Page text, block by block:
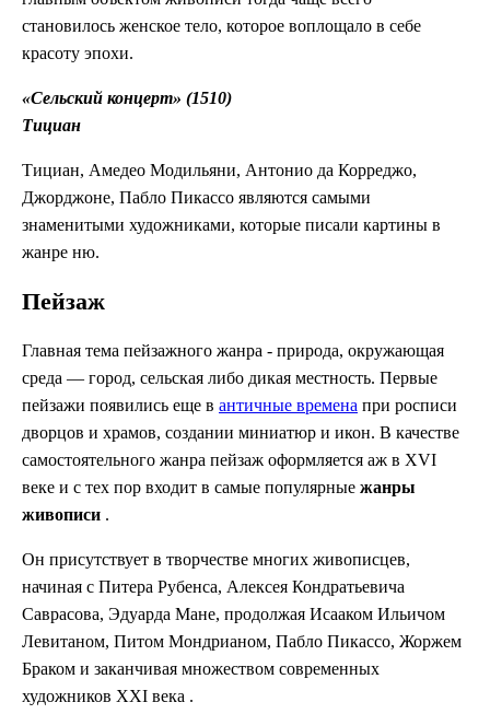
становилось женское тело, которое воплощало в себе
красоту эпохи.
«Сельский концерт» (1510)
Тициан
Тициан, Амедео Модильяни, Антонио да Корреджо,
Джорджоне, Пабло Пикассо являются самыми
знаменитыми художниками, которые писали картины в
жанре ню.
Пейзаж
Главная тема пейзажного жанра - природа, окружающая
среда — город, сельская либо дикая местность. Первые
пейзажи появились еще в античные времена при росписи
дворцов и храмов, создании миниатюр и икон. В качестве
самостоятельного жанра пейзаж оформляется аж в XVI
веке и с тех пор входит в самые популярные жанры
живописи .
Он присутствует в творчестве многих живописцев,
начиная с Питера Рубенса, Алексея Кондратьевича
Саврасова, Эдуарда Мане, продолжая Исааком Ильичом
Левитаном, Питом Мондрианом, Пабло Пикассо, Жоржем
Браком и заканчивая множеством современных
художников XXI века .